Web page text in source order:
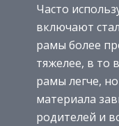
Часто
включают
рамы более
тяжелее, в то
рамы легче,
материала
родителей и